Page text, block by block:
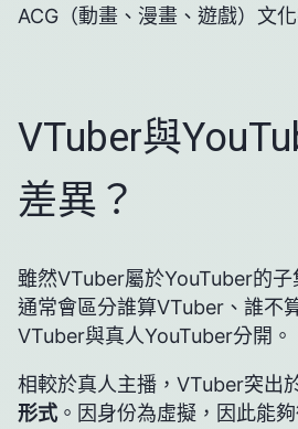
ACG（動畫、漫畫、遊戲）文
VTuber與
差異？
雖然VTuber屬於YouTuber的子
通常會區分誰算VTuber、誰不
VTuber與真人YouTuber分開。
相較於真人主播，VTuber突出
形式 。因身份為虛擬，因此能